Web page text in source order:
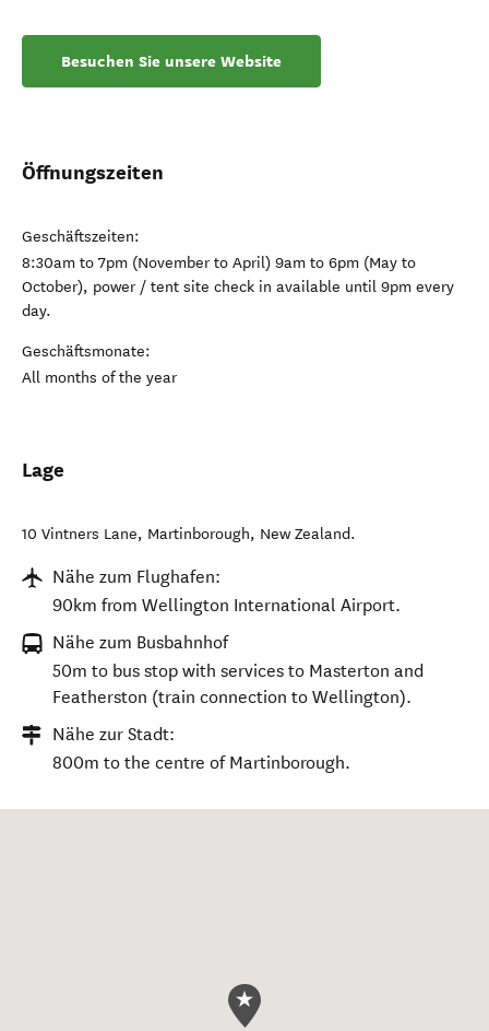
Besuchen Sie unsere Website
Öffnungszeiten
Geschäftszeiten:
8:30am to 7pm (November to April) 9am to 6pm (May to
October), power / tent site check in available until 9pm every
day.
Geschäftsmonate:
All months of the year
Lage
10 Vintners Lane, Martinborough, New Zealand.
Nähe zum Flughafen:
90km from Wellington International Airport.
Nähe zum Busbahnhof
50m to bus stop with services to Masterton and
Featherston (train connection to Wellington).
Nähe zur Stadt:
800m to the centre of Martinborough.